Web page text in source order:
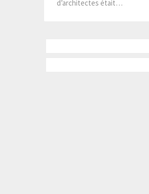
d’architectes était…